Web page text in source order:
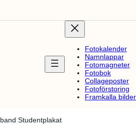
Fotokalender
Namnlappar
Fotomagneter
Fotobok
Collageposter
Fotoförstoring
Framkalla bilder
Studentplakat